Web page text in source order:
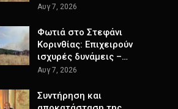
Αυγ 7, 2026
Φωτιά στο Στεφάνι
Κορινθίας: Επιχειρούν
ισχυρές δυνάμεις –…
Αυγ 7, 2026
Συντήρηση και